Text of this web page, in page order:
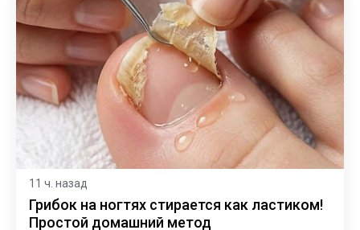
11 ч. назад
Грибок на ногтях стирается как ластиком!
Простой домашний метод